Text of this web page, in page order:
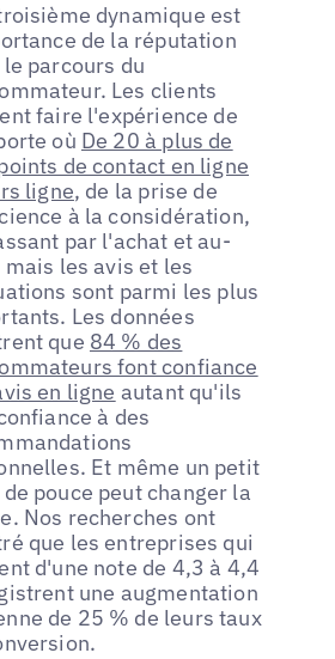
dynamique est
de la réputation
le parcours du
Les clients
faire l'expérience de
où De 20 à plus de
de contact en ligne
ligne, de la prise de
à la considération,
par l'achat et au-
mais les avis et les
sont parmi les plus
Les données
que 84 % des
font confiance
en ligne autant qu'ils
à des
Et même un petit
pouce peut changer la
Nos recherches ont
que les entreprises qui
d'une note de 4,3 à 4,4
une augmentation
de 25 % de leurs taux